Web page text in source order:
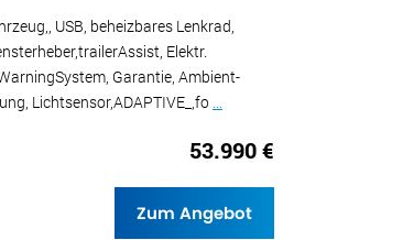
USB, beheizbares Lenkrad,
Elektr.
Garantie, Ambient-
Lichtsensor,ADAPTIVE_,fo ...
53.990 €
Zum Angebot